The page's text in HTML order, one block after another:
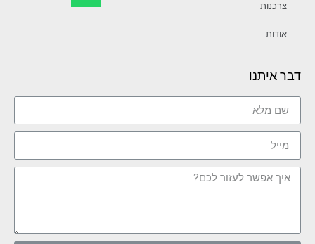
צרכנות
אודות
דבר איתנו